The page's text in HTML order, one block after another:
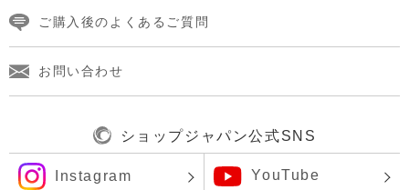
ご購入後のよくあるご質問
お問い合わせ
ショップジャパン公式SNS
Instagram YouTube